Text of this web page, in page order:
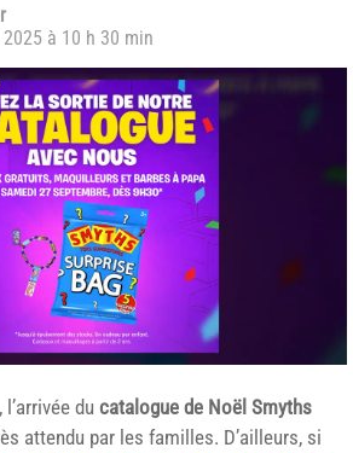
à 10 h 30 min
du catalogue de Noël Smyths
attendu par les familles. D’ailleurs, si